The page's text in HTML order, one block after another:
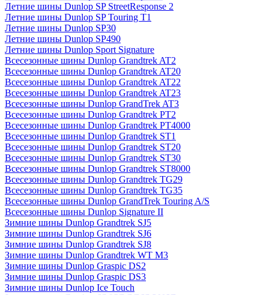
Летние шины Dunlop SP StreetResponse 2
Летние шины Dunlop SP Touring T1
Летние шины Dunlop SP30
Летние шины Dunlop SP490
Летние шины Dunlop Sport Signature
Всесезонные шины Dunlop Grandtrek AT2
Всесезонные шины Dunlop Grandtrek AT20
Всесезонные шины Dunlop Grandtrek AT22
Всесезонные шины Dunlop Grandtrek AT23
Всесезонные шины Dunlop GrandTrek AT3
Всесезонные шины Dunlop Grandtrek PT2
Всесезонные шины Dunlop Grandtrek PT4000
Всесезонные шины Dunlop Grandtrek ST1
Всесезонные шины Dunlop Grandtrek ST20
Всесезонные шины Dunlop Grandtrek ST30
Всесезонные шины Dunlop Grandtrek ST8000
Всесезонные шины Dunlop Grandtrek TG29
Всесезонные шины Dunlop Grandtrek TG35
Всесезонные шины Dunlop GrandTrek Touring A/S
Всесезонные шины Dunlop Signature II
Зимние шины Dunlop Grandtrek SJ5
Зимние шины Dunlop Grandtrek SJ6
Зимние шины Dunlop Grandtrek SJ8
Зимние шины Dunlop Grandtrek WT M3
Зимние шины Dunlop Graspic DS2
Зимние шины Dunlop Graspic DS3
Зимние шины Dunlop Ice Touch